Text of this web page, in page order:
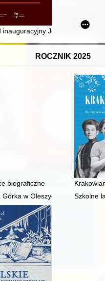
inauguracyjny Johanna
ROCZNIK 2025
biograficzne
Górka w Oleszycach : pałac i
Szkolne